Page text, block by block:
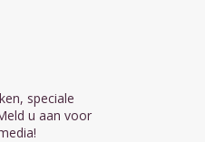
speciale
u aan voor